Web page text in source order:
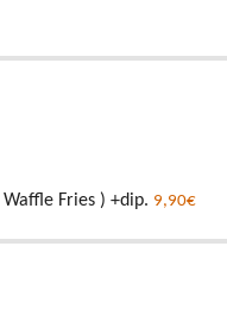
Fries ) +dip. 9,90€